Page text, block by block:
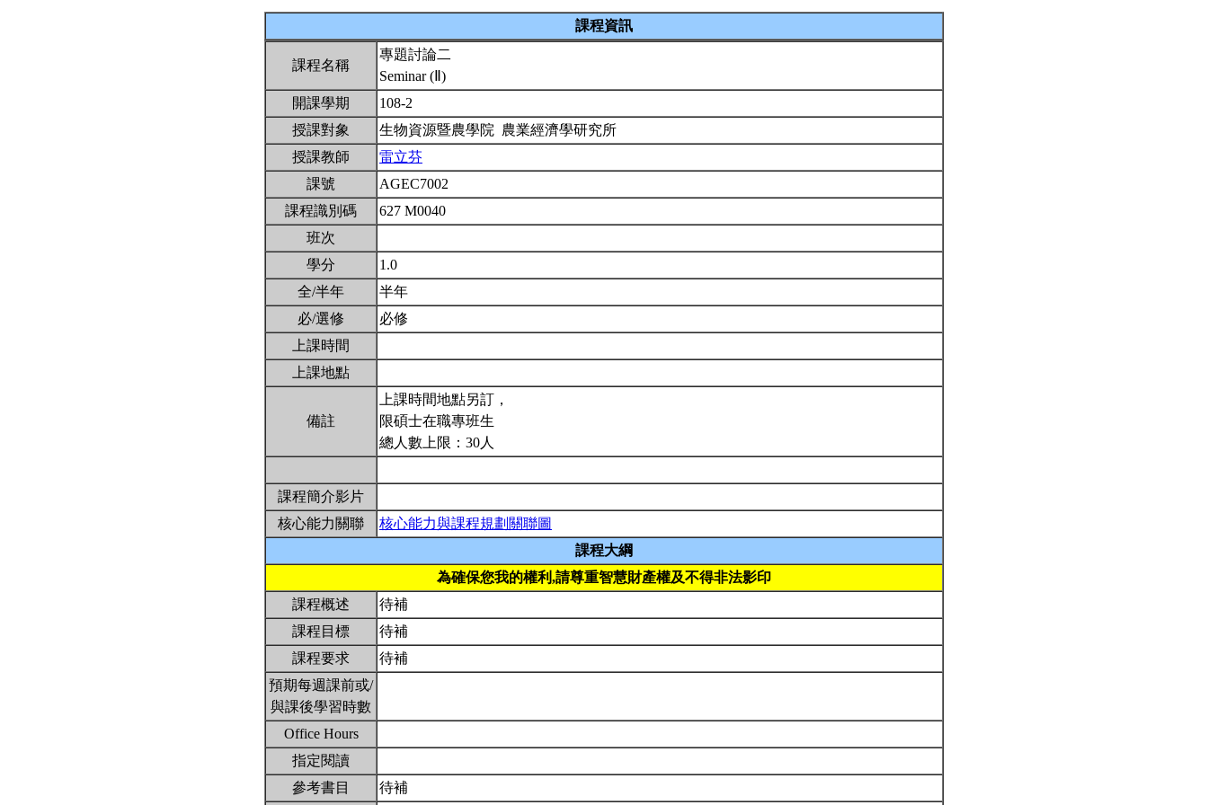
課程資訊
課程名稱
專題討論二
Seminar (Ⅱ)
開課學期
108-2
授課對象
生物資源暨農學院 農業經濟學研究所
授課教師
雷立芬
課號
AGEC7002
課程識別碼
627 M0040
班次
學分
1.0
全/半年
半年
必/選修
必修
上課時間
上課地點
備註
上課時間地點另訂，
限碩士在職專班生
總人數上限：30人
課程簡介影片
核心能力關聯
核心能力與課程規劃關聯圖
課程大綱
為確保您我的權利,請尊重智慧財產權及不得非法影印
課程概述
待補
課程目標
待補
課程要求
待補
預期每週課前或/
與課後學習時數
Office Hours
指定閱讀
參考書目
待補